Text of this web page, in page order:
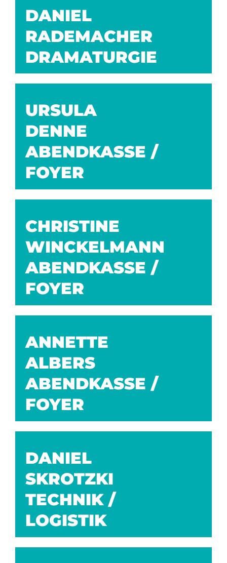
DANIEL
RADEMACHER
DRAMATURGIE
URSULA
DENNE
ABENDKASSE /
FOYER
CHRISTINE
WINCKELMANN
ABENDKASSE /
FOYER
ANNETTE
ALBERS
ABENDKASSE /
FOYER
DANIEL
SKROTZKI
TECHNIK /
LOGISTIK